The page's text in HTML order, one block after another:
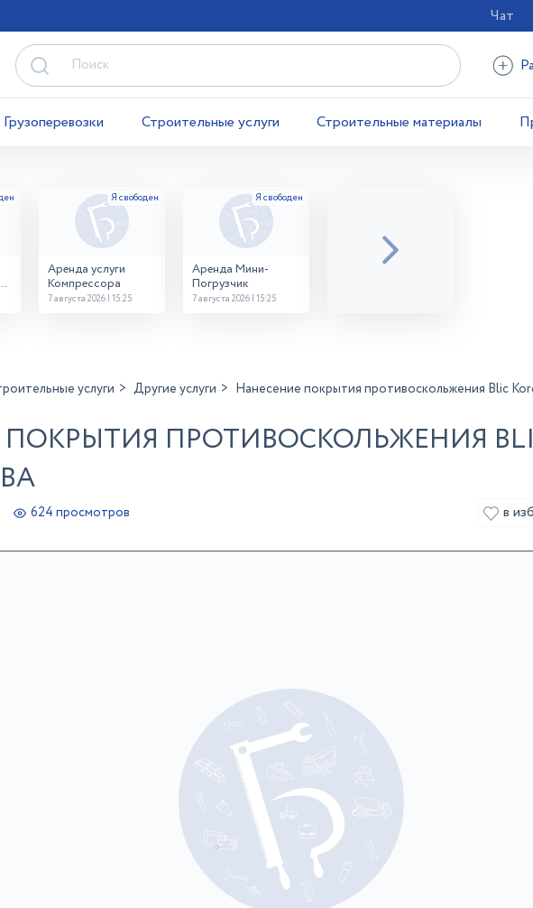
Чат
Грузоперевозки Строительные услуги Строительные материалы
Аренда услуги
Компрессора
7 августа 2026 | 15:25
Аренда Мини-
Погрузчик
7 августа 2026 | 15:25
услуги Другие услуги Нанесение покрытия противоскольжения Blic
ПРОТИВОСКОЛЬЖЕНИЯ
624 просмотров в